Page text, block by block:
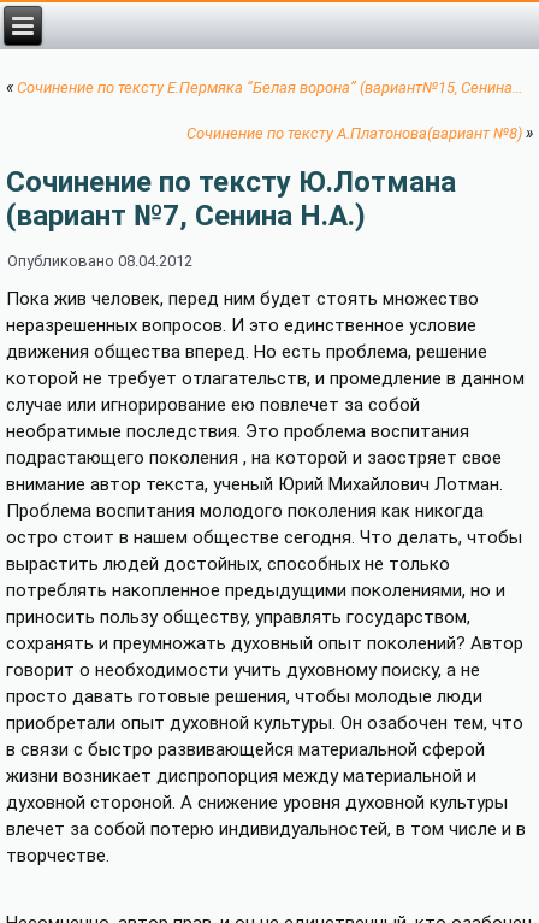
«Сочинение по тексту Е.Пермяка “Белая ворона” (вариант№15, Сенина…
Сочинение по тексту А.Платонова(вариант №8)»
Сочинение по тексту Ю.Лотмана
(вариант №7, Сенина Н.А.)
Опубликовано 08.04.2012
Пока жив человек, перед ним будет стоять множество
неразрешенных вопросов. И это единственное условие
движения общества вперед. Но есть проблема, решение
которой не требует отлагательств, и промедление в данном
случае или игнорирование ею повлечет за собой
необратимые последствия. Это проблема воспитания
подрастающего поколения , на которой и заостряет свое
внимание автор текста, ученый Юрий Михайлович Лотман.
Проблема воспитания молодого поколения как никогда
остро стоит в нашем обществе сегодня. Что делать, чтобы
вырастить людей достойных, способных не только
потреблять накопленное предыдущими поколениями, но и
приносить пользу обществу, управлять государством,
сохранять и преумножать духовный опыт поколений? Автор
говорит о необходимости учить духовному поиску, а не
просто давать готовые решения, чтобы молодые люди
приобретали опыт духовной культуры. Он озабочен тем, что
в связи с быстро развивающейся материальной сферой
жизни возникает диспропорция между материальной и
духовной стороной. А снижение уровня духовной культуры
влечет за собой потерю индивидуальностей, в том числе и в
творчестве.